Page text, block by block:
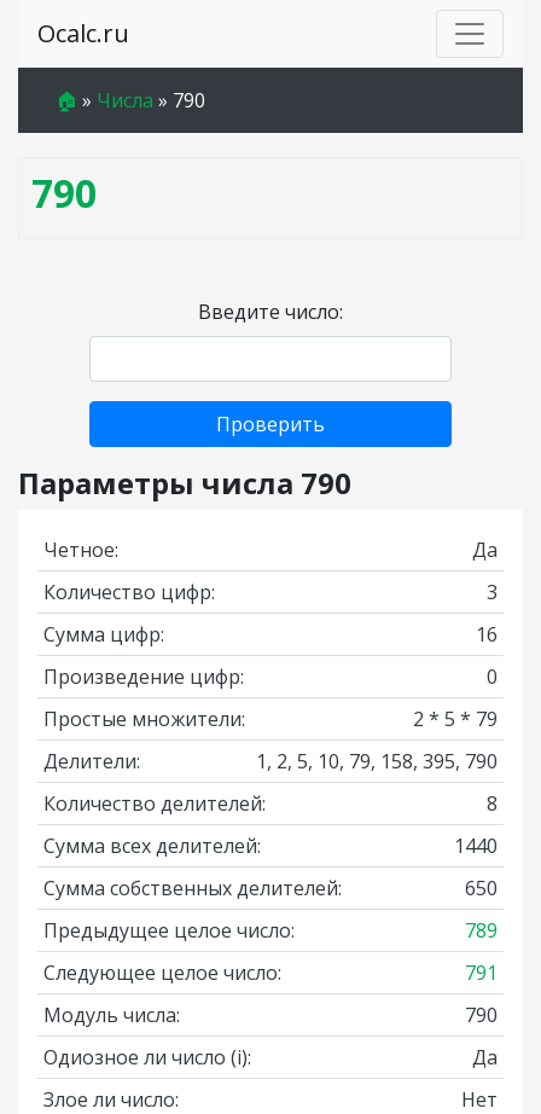
Ocalc.ru
🏠 » Числа » 790
790
Введите число:
Проверить
Параметры числа 790
Четное:
Да
Количество цифр:
3
Сумма цифр:
16
Произведение цифр:
0
Простые множители:
2 * 5 * 79
Делители:
1, 2, 5, 10, 79, 158, 395, 790
Количество делителей:
8
Сумма всех делителей:
1440
Сумма собственных делителей:
650
Предыдущее целое число:
789
Следующее целое число:
791
Модуль числа:
790
Одиозное ли число (i):
Да
Злое ли число:
Нет